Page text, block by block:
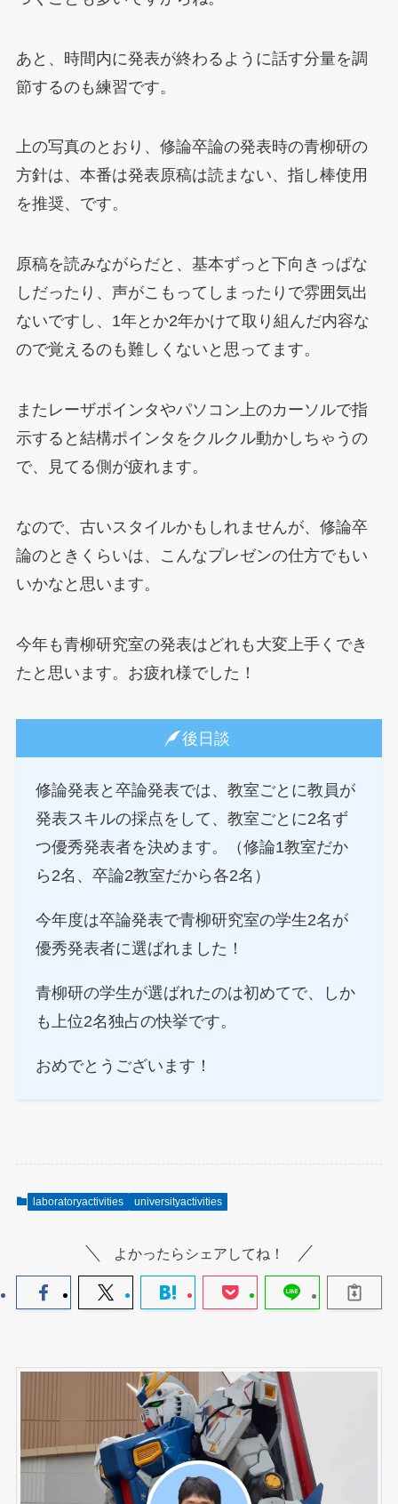
あと、時間内に発表が終わるように話す分量を調
節するのも練習です。
上の写真のとおり、修論卒論の発表時の青柳研の
方針は、本番は発表原稿は読まない、指し棒使用
を推奨、です。
原稿を読みながらだと、基本ずっと下向きっぱな
しだったり、声がこもってしまったりで雰囲気出
ないですし、1年とか2年かけて取り組んだ内容な
ので覚えるのも難しくないと思ってます。
またレーザポインタやパソコン上のカーソルで指
示すると結構ポインタをクルクル動かしちゃうの
で、見てる側が疲れます。
なので、古いスタイルかもしれませんが、修論卒
論のときくらいは、こんなプレゼンの仕方でもい
いかなと思います。
今年も青柳研究室の発表はどれも大変上手くでき
たと思います。お疲れ様でした！
後日談
修論発表と卒論発表では、教室ごとに教員が
発表スキルの採点をして、教室ごとに2名ず
つ優秀発表者を決めます。（修論1教室だか
ら2名、卒論2教室だから各2名）
今年度は卒論発表で青柳研究室の学生2名が
優秀発表者に選ばれました！
青柳研の学生が選ばれたのは初めてで、しか
も上位2名独占の快挙です。
おめでとうございます！
laboratoryactivities universityactivities
よかったらシェアしてね！